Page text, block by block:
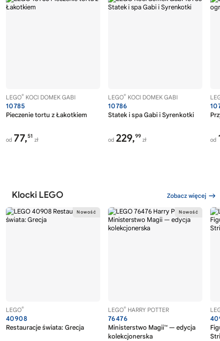
LEGO® KOCI DOMEK GABI
10785
Pieczenie tortu z Łakotkiem
od 77,51
zł
LEGO® KOCI DOMEK GABI
10786
Statek i spa Gabi i Syrenkotki
od 229,99
zł od
Klocki LEGO Zobacz więcej
LEGO®
40908
Restauracje świata: Grecja
LEGO® HARRY POTTER
76476
Ministerstwo Magii™ — edycja
kolekcjonerska